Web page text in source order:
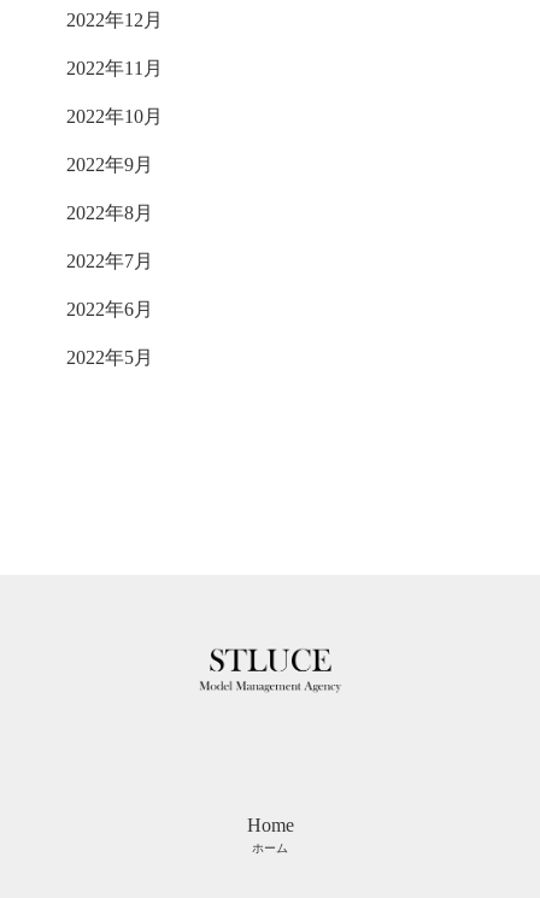
2022年12月
2022年11月
2022年10月
2022年9月
2022年8月
2022年7月
2022年6月
2022年5月
Home
ホーム